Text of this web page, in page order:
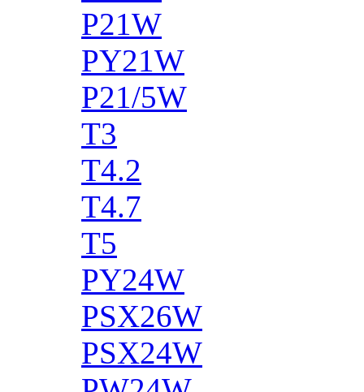
P21W
PY21W
P21/5W
T3
T4.2
T4.7
T5
PY24W
PSX26W
PSX24W